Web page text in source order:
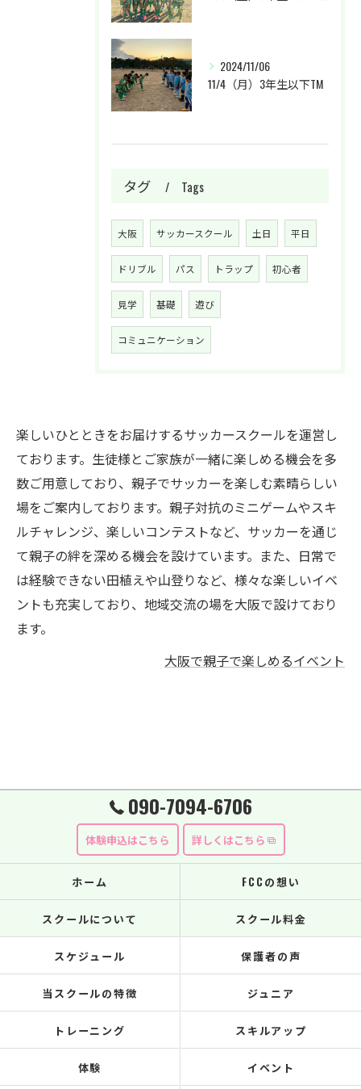
2024/11/06
11/4（月）3年生以下TM
タグ Tags
大阪 サッカースクール 土日 平日
ドリブル パス トラップ 初心者
見学 基礎 遊び
コミュニケーション
楽しいひとときをお届けするサッカースクールを運営し
ております。生徒様とご家族が一緒に楽しめる機会を多
数ご用意しており、親子でサッカーを楽しむ素晴らしい
場をご案内しております。親子対抗のミニゲームやスキ
ルチャレンジ、楽しいコンテストなど、サッカーを通じ
て親子の絆を深める機会を設けています。また、日常で
は経験できない田植えや山登りなど、様々な楽しいイベ
ントも充実しており、地域交流の場を大阪で設けており
ます。
大阪で親子で楽しめるイベント
090-7094-6706
体験申込はこちら 詳しくはこちら
ホーム FCCの想い
スクールについて スクール料金
スケジュール 保護者の声
当スクールの特徴 ジュニア
トレーニング スキルアップ
体験 イベント